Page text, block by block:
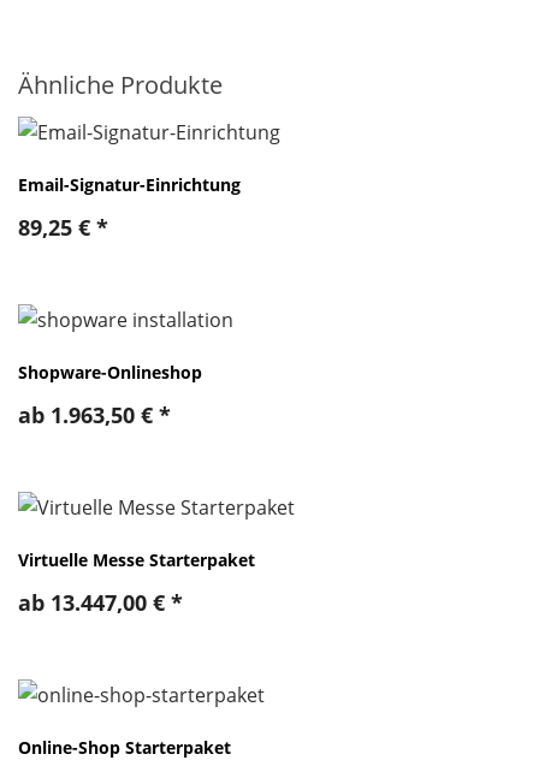
Ähnliche Produkte
Email-Signatur-Einrichtung
89,25 € *
Shopware-Onlineshop
ab 1.963,50 € *
Virtuelle Messe Starterpaket
ab 13.447,00 € *
Online-Shop Starterpaket